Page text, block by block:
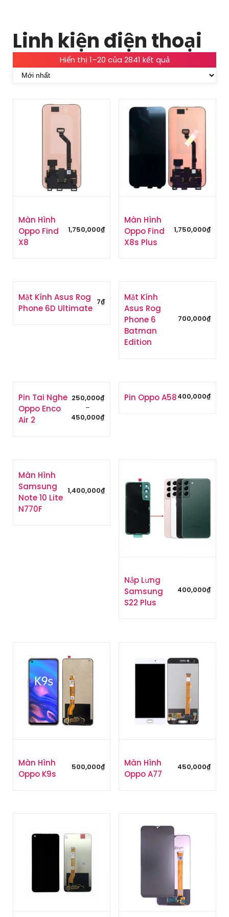
Linh kiện điện thoại
Hiển thị 1–20 của 2841 kết quảĐ
ư
s
ế
p
t
h
Màn Hình
Oppo Find
X8
1,750,000₫
Màn Hình
Oppo Find
X8s Plus
1,750,000₫
Mặt Kính Asus Rog
Phone 6D Ultimate
7₫
Mặt Kính
Asus Rog
Phone 6
Batman
Edition
700,000₫
Pin Tai Nghe
Oppo Enco
Air 2
250,000₫
–
450,000₫
Pin Oppo A58400,000₫
Màn Hình
Samsung
Note 10 Lite
N770F
1,400,000₫
Nắp Lưng
Samsung
S22 Plus
400,000₫
Màn Hình
Oppo K9s
500,000₫
Màn Hình
Oppo A77
450,000₫